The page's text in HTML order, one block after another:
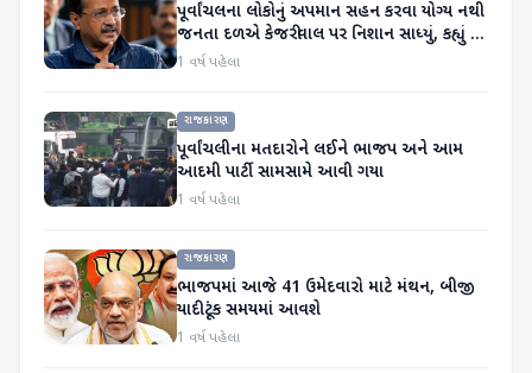
પૂર્વાંચલના લોકોનું અપમાન સહન કરવા યોગ્ય નથી
જનતા દળએ કેજરીવાલ પર નિશાન સાધ્યું, કહ્યું -
માફી માગો
1 વર્ષ પહેલા
રાજકારણ
પૂર્વાંચલીના મતદારોને લઈને ભાજપ અને આમ
આદમી પાર્ટી સામસામે આવી ગયા
1 વર્ષ પહેલા
રાજકારણ
ભાજપમાં આજે 41 ઉમેદવારો માટે મંથન, બીજી
યાદી ટૂંક સમયમાં આવશે
1 વર્ષ પહેલા